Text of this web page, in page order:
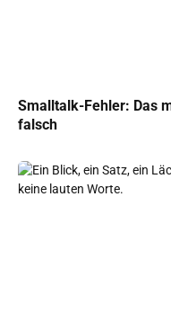
Smalltalk-Fehler: Das
falsch